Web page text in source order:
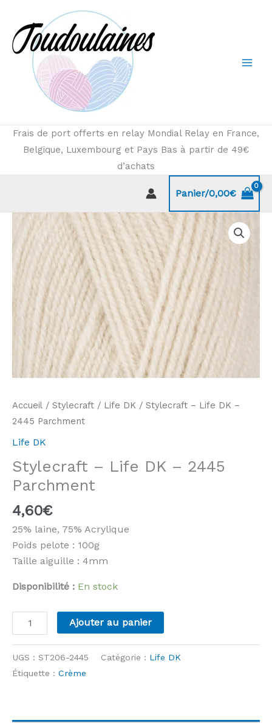
contenu
Frais de port offerts en relay Mondial Relay en France,
Belgique, Luxembourg et Pays Bas à partir de 49€
d’achats
Panier/0,00€
Accueil / Stylecraft / Life DK / Stylecraft – Life DK –
2445 Parchment
Life DK
Stylecraft – Life DK – 2445
Parchment
4,60€
25% laine, 75% Acrylique
Poids pelote : 100g
Taille aiguille : 4mm
Disponibilité : En stock
quantité
de
-
Ajouter au panier
UGS : ST206-2445 Catégorie : Life DK
Étiquette : Crème